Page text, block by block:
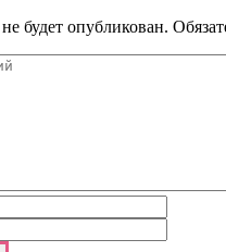
будет опубликован.